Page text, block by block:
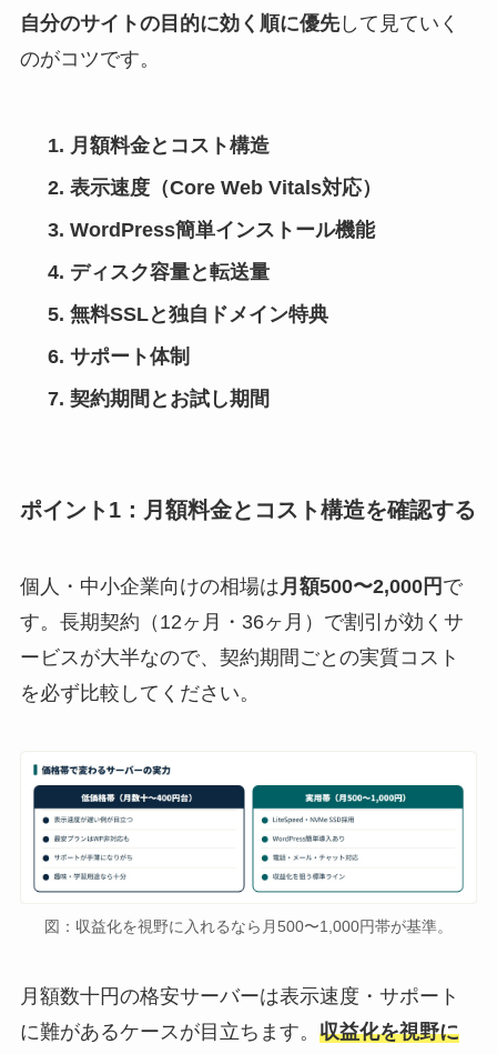
自分のサイトの目的に効く順に優先して見ていく
のがコツです。
月額料金とコスト構造
表示速度（Core Web Vitals対応）
WordPress簡単インストール機能
ディスク容量と転送量
無料SSLと独自ドメイン特典
サポート体制
契約期間とお試し期間
ポイント1：月額料金とコスト構造を確認する
個人・中小企業向けの相場は 月額500〜2,000円 で
す。長期契約（12ヶ月・36ヶ月）で割引が効くサ
ービスが大半なので、契約期間ごとの実質コスト
を必ず比較してください。
図：収益化を視野に入れるなら月500〜1,000円帯が基準。
月額数十円の格安サーバーは表示速度・サポート
に難があるケースが目立ちます。 収益化を視野に